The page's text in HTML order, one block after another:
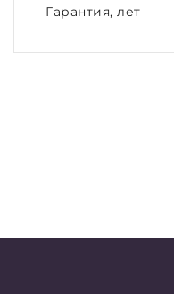
Гарантия, лет